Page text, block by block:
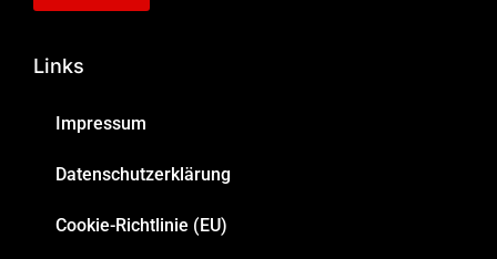
Links
Impressum
Datenschutzerklärung
Cookie-Richtlinie (EU)